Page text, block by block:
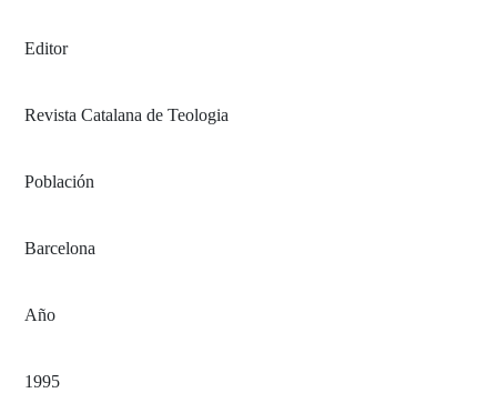
Editor
Revista Catalana de Teologia
Población
Barcelona
Año
1995